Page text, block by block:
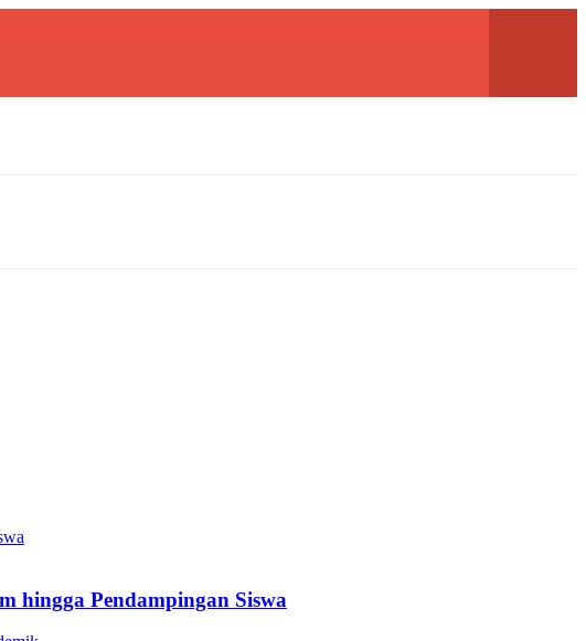
hingga Pendampingan Siswa